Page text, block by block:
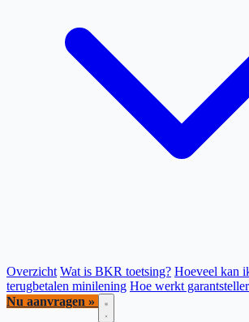
Overzicht Wat is BKR toetsing? Hoeveel kan
terugbetalen minilening Hoe werkt
Nu aanvragen »